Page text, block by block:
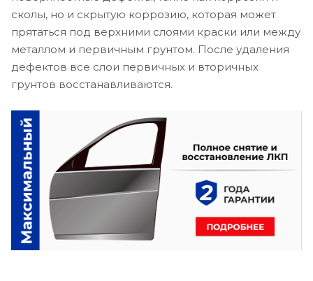
сколы, но и скрытую коррозию, которая может
прятаться под верхними слоями краски или между
металлом и первичным грунтом. После удаления
дефектов все слои первичных и вторичных
грунтов восстанавливаются.